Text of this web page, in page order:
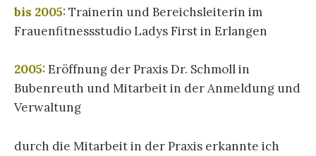
bis 2005:Trainerin und Bereichsleiterin im
Frauenfitnessstudio Ladys First in Erlangen
2005:Eröffnung der Praxis Dr. Schmoll in
Bubenreuth und Mitarbeit in der Anmeldung und
Verwaltung
durch die Mitarbeit in der Praxis erkannte ich